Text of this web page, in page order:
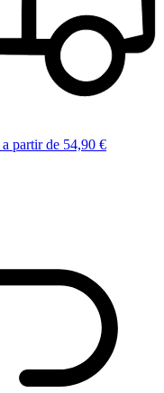
a partir de 54,90 €